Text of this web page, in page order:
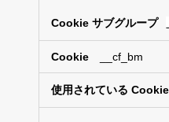
__cf_bm